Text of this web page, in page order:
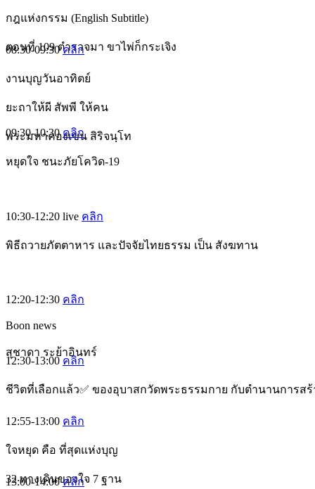
กฎแห่งกรรม (English Subtitle)
ตอนที่ 109 ตำรวจมา ขาไพ่ก็กระเจิง
08:30-09:30คลิก
งานบุญวันอาทิตย์
ยะถาให้ผี สัพพี ให้คน
พระมหาคองเขน สิริจนฺโท
09:30-10:30คลิก
หยุดใจ ชนะภัยโควิด-19
10:30-12:20 live คลิก
พิธีถวายภัตตาหาร และปัจจัยไทยธรรม เป็น สังฆทาน
12:20-12:30 คลิก
Boon news
สุชาดา ระย้าอินทร์
12:30-13:00 คลิก
ชีวิตที่เลือกแล้ว✅ ของอุบาสกวัดพระธรรมกาย กับตำนานการสร้
12:55-13:00 คลิก
ใจหยุด คือ ที่สุดแห่งบุญ
32 ทางเดินของใจ 7 ฐาน
13:00-14:00คลิก